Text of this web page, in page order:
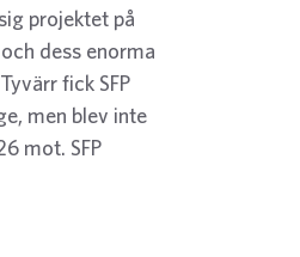
projektet på
dess enorma
fick SFP
men blev inte
mot. SFP